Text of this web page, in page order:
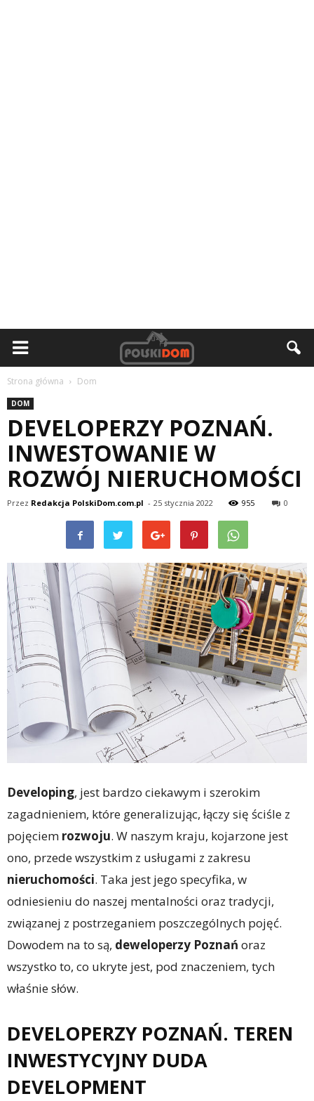
Strona główna Dom
DOM
DEVELOPERZY POZNAŃ.
INWESTOWANIE W
ROZWÓJ NIERUCHOMOŚCI
Przez Redakcja PolskiDom.com.pl - 25 stycznia 2022 955 0
Developing, jest bardzo ciekawym i szerokim
zagadnieniem, które generalizując, łączy się ściśle z
pojęciem rozwoju. W naszym kraju, kojarzone jest
ono, przede wszystkim z usługami z zakresu
nieruchomości. Taka jest jego specyfika, w
odniesieniu do naszej mentalności oraz tradycji,
związanej z postrzeganiem poszczególnych pojęć.
Dowodem na to są, deweloperzy Poznań oraz
wszystko to, co ukryte jest, pod znaczeniem, tych
właśnie słów.
DEVELOPERZY POZNAŃ. TEREN
INWESTYCYJNY DUDA
DEVELOPMENT